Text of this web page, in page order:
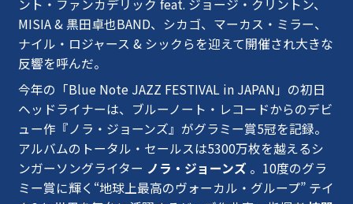
ント・ファンカデリック feat. ジョージ・クリントン、
MISIA & 黒田卓也BAND、シカゴ、マーカス・ミラー、
ナイル・ロジャース & シックらを迎えて開催され大きな
反響を呼んだ。
今年の「Blue Note JAZZ FESTIVAL in JAPAN」の初日
ヘッドライナーは、ブルーノート・レコードからのデビ
ュー作『ノラ・ジョーンズ』がグラミー賞5冠を記録。
アルバムのトータル・セールスは5300万枚を越えるシ
ンガーソングライター ノラ・ジョーンズ 。10度のグラ
ミー賞に輝く“地球上最⾼のヴォーカル・グループ” テイ